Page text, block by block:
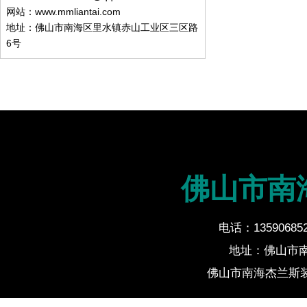
网站：www.mmliantai.com
地址：佛山市南海区里水镇赤山工业区三区路
6号
佛山市南
电话：
地址：佛山市
佛山市南海杰兰